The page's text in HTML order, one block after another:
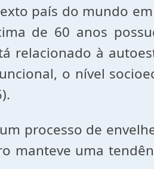
país do mundo
de 60 anos
relacionado à
o nível
processo de
manteve uma